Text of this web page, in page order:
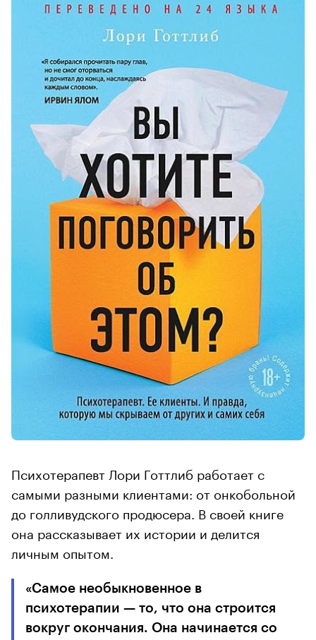
Психотерапевт Лори Готтлиб работает с
самыми разными клиентами: от онкобольной
до голливудского продюсера. В своей книге
она рассказывает их истории и делится
личным опытом.
«Самое необыкновенное в
психотерапии — то, что она строится
вокруг окончания. Она начинается со